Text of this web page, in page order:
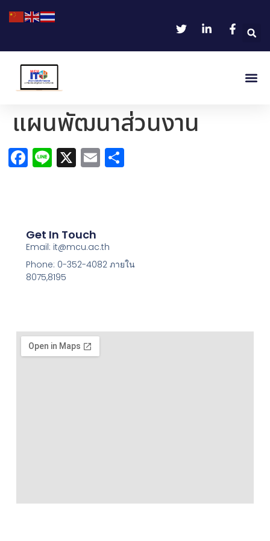
แผนพัฒนาส่วนงาน
Facebook
Line
X Email
Get In Touch
Email: it@mcu.ac.th
Phone: 0-352-4082 ภายใน
8075,8195